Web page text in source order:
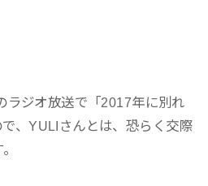
ラジオ放送で「2017年に別れ
、YULIさんとは、恐らく交際